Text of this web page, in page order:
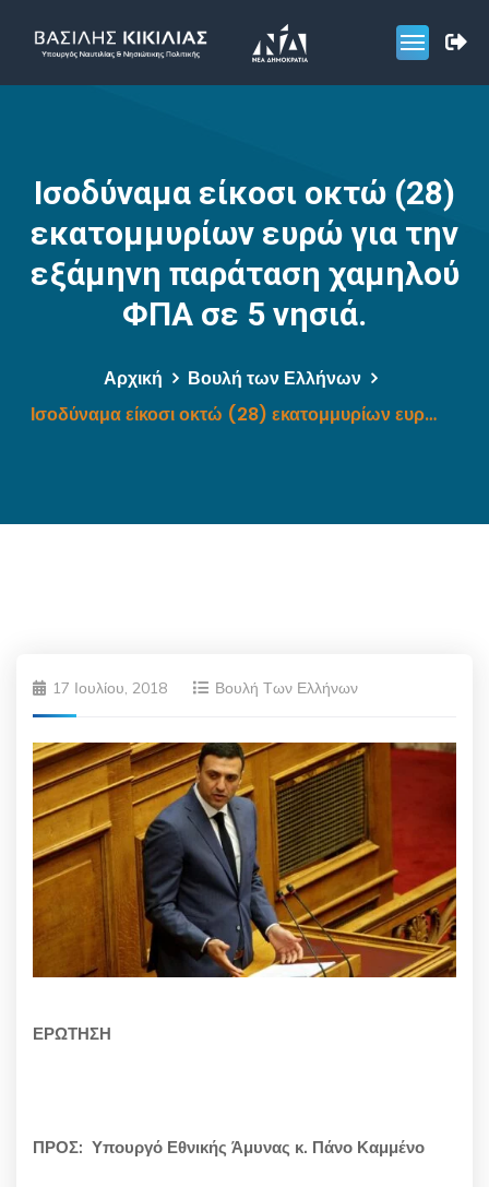
Ισοδύναμα είκοσι οκτώ (28)
εκατομμυρίων ευρώ για την
εξάμηνη παράταση χαμηλού
ΦΠΑ σε 5 νησιά.
Αρχική
Βουλή των Ελλήνων
Ισοδύναμα είκοσι οκτώ (28) εκατομμυρίων ευρώ για την εξάμηνη παράταση χαμηλού ΦΠΑ σε 5 νησιά.
17 Ιουλίου, 2018 Βουλή Των Ελλήνων
ΕΡΩΤΗΣΗ
ΠΡΟΣ: Υπουργό Εθνικής Άμυνας κ. Πάνο Καμμένο